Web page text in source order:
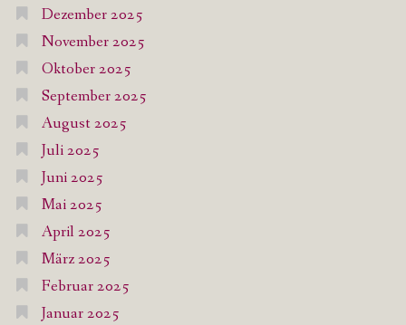
Dezember 2025
November 2025
Oktober 2025
September 2025
August 2025
Juli 2025
Juni 2025
Mai 2025
April 2025
März 2025
Februar 2025
Januar 2025